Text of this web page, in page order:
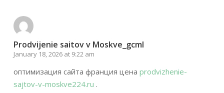
Prodvijenie saitov v Moskve_gcml
January 18, 2026 at 9:22 am
оптимизация сайта франция цена prodvizhenie-
sajtov-v-moskve224.ru .